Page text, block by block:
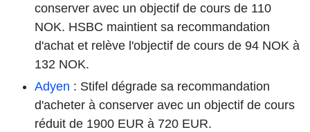
conserver avec un objectif de cours de 110
NOK. HSBC maintient sa recommandation
d'achat et relève l'objectif de cours de 94 NOK à
132 NOK.
Adyen : Stifel dégrade sa recommandation
d'acheter à conserver avec un objectif de cours
réduit de 1900 EUR à 720 EUR.